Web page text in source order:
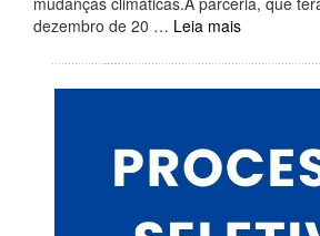
dezembro de 20 … Leia mais